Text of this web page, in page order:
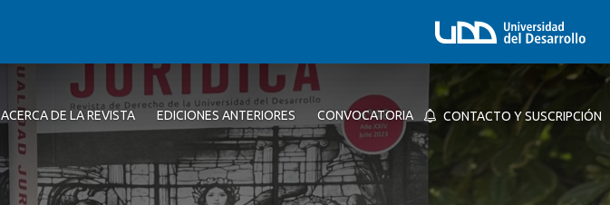
ACERCA DE LA REVISTA EDICIONES ANTERIORES CONVOCATORIA CONTACTO Y SUSCRIPCIÓN